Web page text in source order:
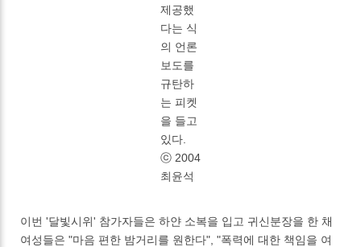
제공했
다는 식
의 언론
보도를
규탄하
는 피켓
을 들고
있다.
ⓒ 2004
최윤석
이번 '달빛시위' 참가자들은 하얀 소복을 입고 귀신분장을 한 채
여성들은 "마음 편한 밤거리를 원한다", "폭력에 대한 책임을 여